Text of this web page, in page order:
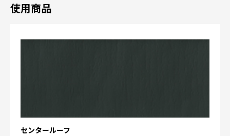
使用商品
センタールーフ